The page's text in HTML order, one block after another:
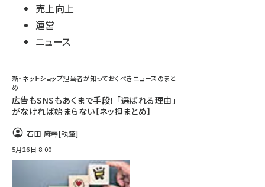
売上向上
運営
ニュース
新・ネットショップ担当者が知っておくべきニュースのまと
め
広告もSNSもあくまで手段！ 「選ばれる理由」
がなければ始まらない【ネッ担まとめ】
石田 麻琴[執筆]
5月26日 8:00